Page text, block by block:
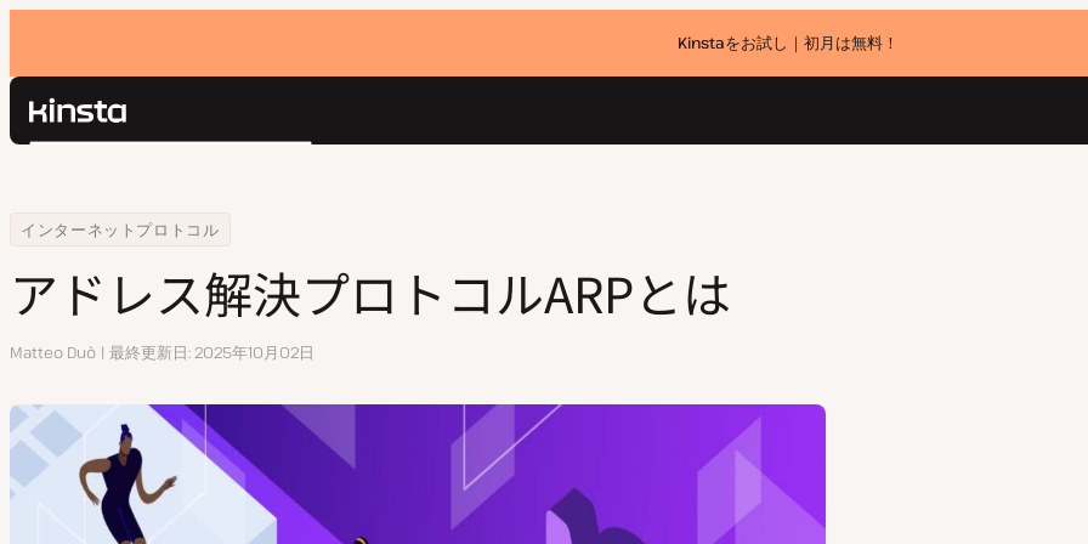
Kinstaをお試し｜初月は無料！
Kinsta®
価格設定
お問い合わせ
検
Home
リソースセンター
インターネットプロトコル
アドレス解決プロトコルARPとは
アドレス解決プロトコルARPとは
執
Matteo Duò 最終更新日 2025年10月02日